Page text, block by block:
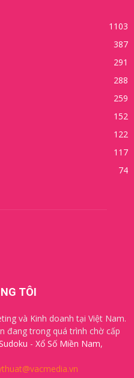
1103
387
291
288
259
152
122
117
74
TÔI
và Kinh doanh tại Việt Nam.
đang trong quá trình chờ cấp
- Xổ Số Miền Nam,